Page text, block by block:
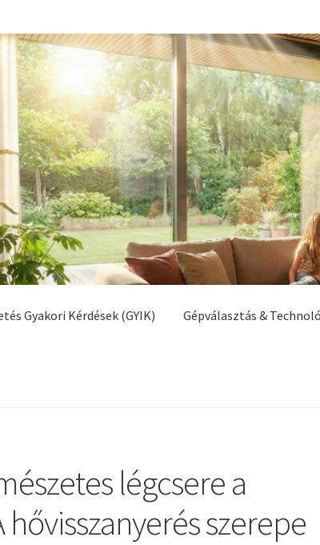
Gyakori Kérdések (GYIK) Gépválasztás &
légcsere a
szerepe